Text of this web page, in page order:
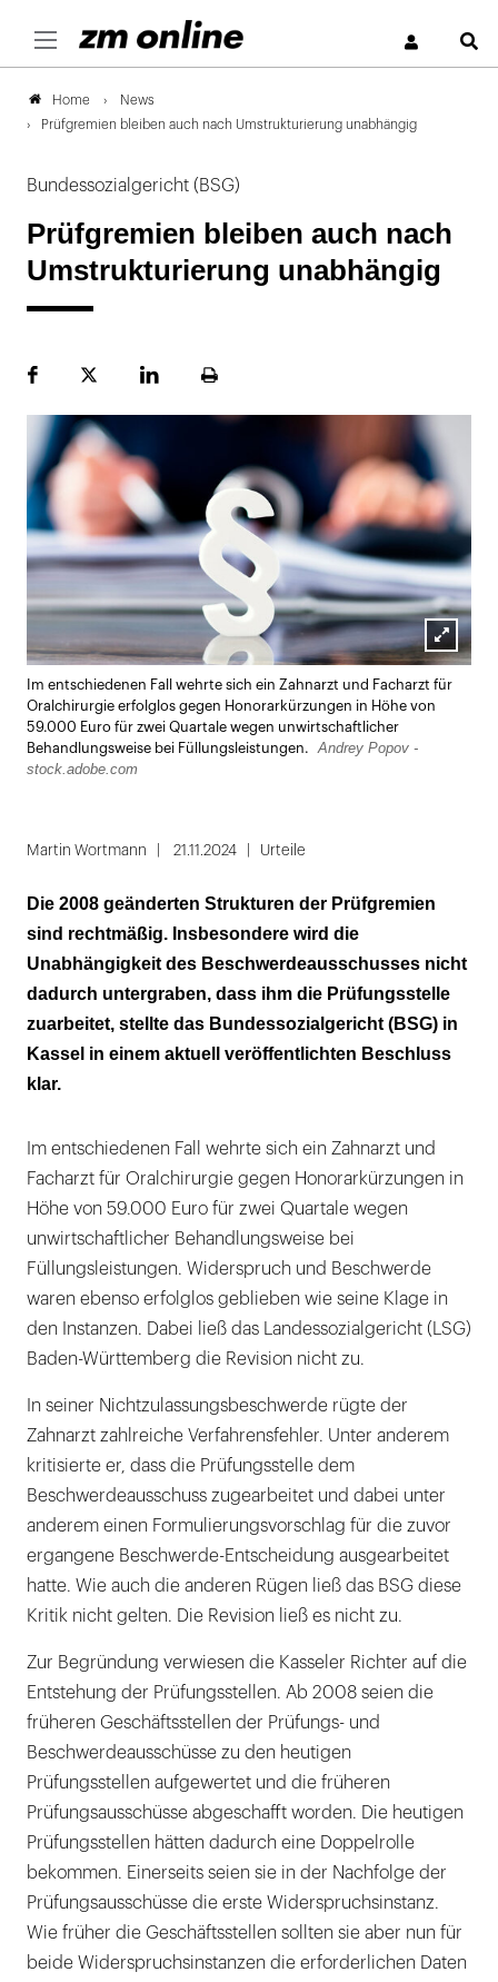
Home
News
Prüfgremien bleiben auch nach Umstrukturierung unabhängig
Bundessozialgericht (BSG)
Prüfgremien bleiben auch nach
Umstrukturierung unabhängig
FacebookPlattformLinekdInSeite
Lightbox
öffnen
Im entschiedenen Fall wehrte sich ein Zahnarzt und Facharzt für
Oralchirurgie erfolglos gegen Honorarkürzungen in Höhe von
59.000 Euro für zwei Quartale wegen unwirtschaftlicher
Behandlungsweise bei Füllungsleistungen.
Andrey Popov -
stock.adobe.com
Martin Wortmann 21.11.2024 Urteile
Die 2008 geänderten Strukturen der Prüfgremien
sind rechtmäßig. Insbesondere wird die
Unabhängigkeit des Beschwerdeausschusses nicht
dadurch untergraben, dass ihm die Prüfungsstelle
zuarbeitet, stellte das Bundessozialgericht (BSG) in
Kassel in einem aktuell veröffentlichten Beschluss
klar.
Im entschiedenen Fall wehrte sich ein Zahnarzt und
Facharzt für Oralchirurgie gegen Honorarkürzungen in
Höhe von 59.000 Euro für zwei Quartale wegen
unwirtschaftlicher Behandlungsweise bei
Füllungsleistungen. Widerspruch und Beschwerde
waren ebenso erfolglos geblieben wie seine Klage in
den Instanzen. Dabei ließ das Landessozialgericht (LSG)
Baden-Württemberg die Revision nicht zu.
In seiner Nichtzulassungsbeschwerde rügte der
Zahnarzt zahlreiche Verfahrensfehler. Unter anderem
kritisierte er, dass die Prüfungsstelle dem
Beschwerdeausschuss zugearbeitet und dabei unter
anderem einen Formulierungsvorschlag für die zuvor
ergangene Beschwerde-Entscheidung ausgearbeitet
hatte. Wie auch die anderen Rügen ließ das BSG diese
Kritik nicht gelten. Die Revision ließ es nicht zu.
Zur Begründung verwiesen die Kasseler Richter auf die
Entstehung der Prüfungsstellen. Ab 2008 seien die
früheren Geschäftsstellen der Prüfungs- und
Beschwerdeausschüsse zu den heutigen
Prüfungsstellen aufgewertet und die früheren
Prüfungsausschüsse abgeschafft worden. Die heutigen
Prüfungsstellen hätten dadurch eine Doppelrolle
bekommen. Einerseits seien sie in der Nachfolge der
Prüfungsausschüsse die erste Widerspruchsinstanz.
Wie früher die Geschäftsstellen sollten sie aber nun für
beide Widerspruchsinstanzen die erforderlichen Daten